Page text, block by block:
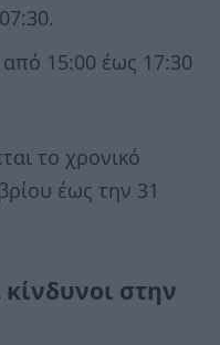
15:00 έως 17:30
το χρονικό
έως την 31
στην